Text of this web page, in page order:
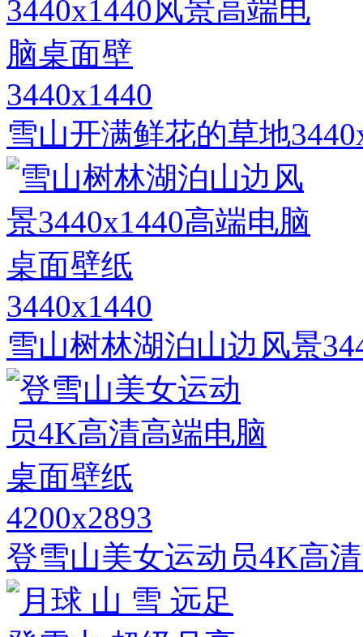
3440x1440
雪山开满鲜花的草地
3440x1440
雪山树林湖泊山边风景
4200x2893
登雪山美女运动员4K高